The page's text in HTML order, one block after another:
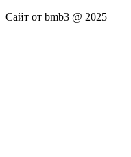
Сайт от bmb3 @ 2025